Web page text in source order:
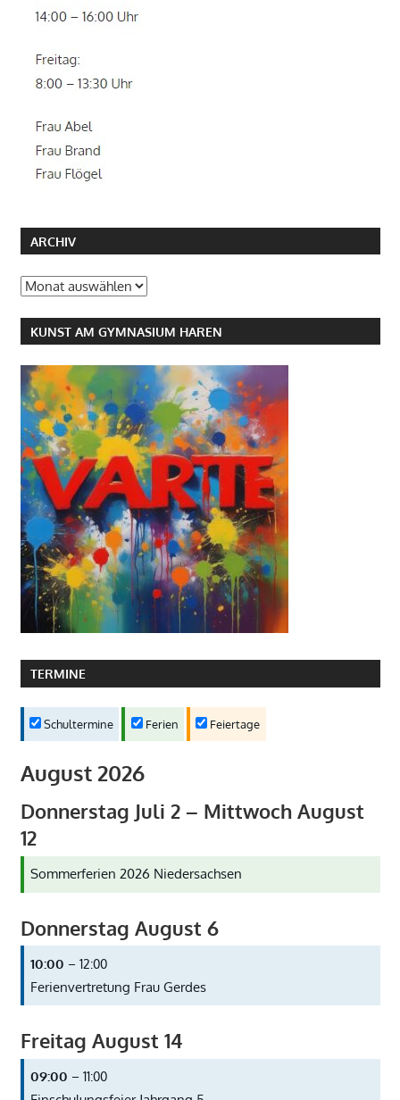
ARCHIV
Archiv
KUNST AM GYMNASIUM HAREN
TERMINE
Schultermine Ferien Feiertage
August 2026
Donnerstag Juli 2– Mittwoch August
12
Sommerferien 2026 Niedersachsen
Donnerstag August 6
10:00 – 12:00
Ferienvertretung Frau Gerdes
Freitag August 14
09:00 – 11:00